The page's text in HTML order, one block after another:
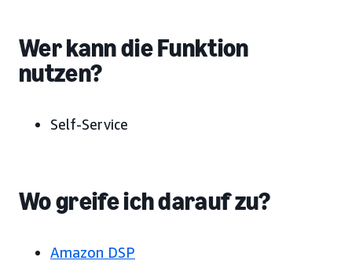
Wer kann die Funktion
nutzen?
Self-Service
Wo greife ich darauf zu?
Amazon DSP